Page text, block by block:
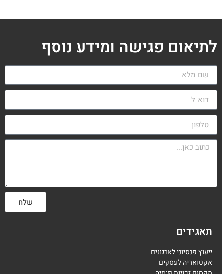
לתיאום פגישה ומידע נוסף
שלח
תאגידים
ייעוץ פנסיוני לארגונים
אקטואריה לעסקים